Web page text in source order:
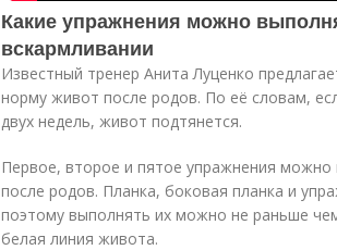
Какие упражнения можно
вскармливании
Известный тренер Анита Луценко
норму живот после родов. По её словам,
двух недель, живот подтянется.
Первое, второе и пятое упражнения можно
после родов. Планка, боковая планка и
поэтому выполнять их можно не раньше
белая линия живота.